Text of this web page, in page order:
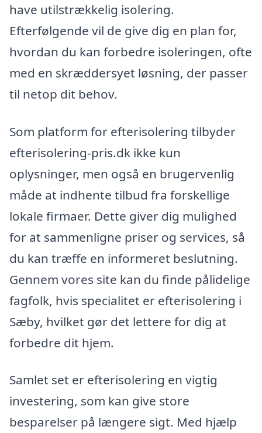
have utilstrækkelig isolering.
Efterfølgende vil de give dig en plan for,
hvordan du kan forbedre isoleringen, ofte
med en skræddersyet løsning, der passer
til netop dit behov.
Som platform for efterisolering tilbyder
efterisolering-pris.dk ikke kun
oplysninger, men også en brugervenlig
måde at indhente tilbud fra forskellige
lokale firmaer. Dette giver dig mulighed
for at sammenligne priser og services, så
du kan træffe en informeret beslutning.
Gennem vores site kan du finde pålidelige
fagfolk, hvis specialitet er efterisolering i
Sæby, hvilket gør det lettere for dig at
forbedre dit hjem.
Samlet set er efterisolering en vigtig
investering, som kan give store
besparelser på længere sigt. Med hjælp